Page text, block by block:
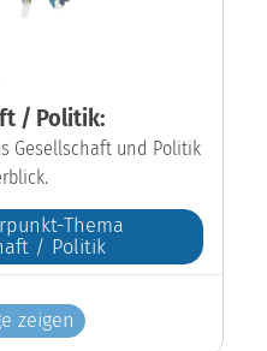
/ Politik:
Gesellschaft und Politik
Thema
/ Politik
zeigen